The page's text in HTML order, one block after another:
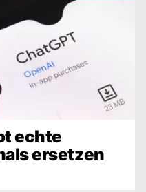
echte
ersetzen